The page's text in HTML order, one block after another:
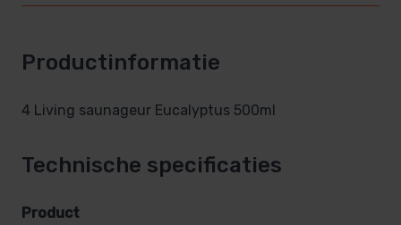
Productinformatie
4 Living saunageur Eucalyptus 500ml
Technische specificaties
Product